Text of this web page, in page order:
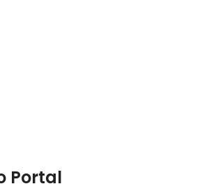
Portal